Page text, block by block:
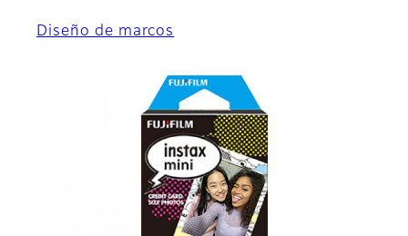
Diseño de marcos